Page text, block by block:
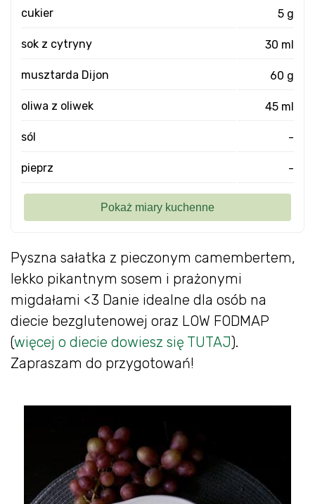
Pyszna sałatka z pieczonym camembertem,
lekko pikantnym sosem i prażonymi
migdałami <3 Danie idealne dla osób na
diecie bezglutenowej oraz LOW FODMAP
(więcej o diecie dowiesz się TUTAJ).
Zapraszam do przygotowań!
cukier 5 g
sok z cytryny 30 ml
musztarda Dijon 60 g
oliwa z oliwek 45 ml
sól -
pieprz -